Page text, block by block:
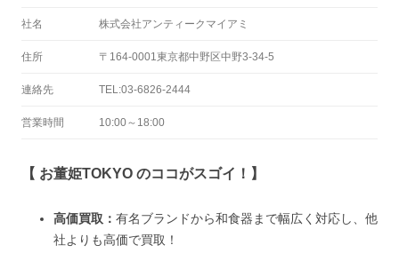
社名 株式会社アンティークマイアミ
住所 〒164-0001東京都中野区中野3-34-5
連絡先 TEL:03-6826-2444
営業時間 10:00～18:00
【 お董姫TOKYO のココがスゴイ！】
高価買取： 有名ブランドから和食器まで幅広く対応し、他
社よりも高価で買取！